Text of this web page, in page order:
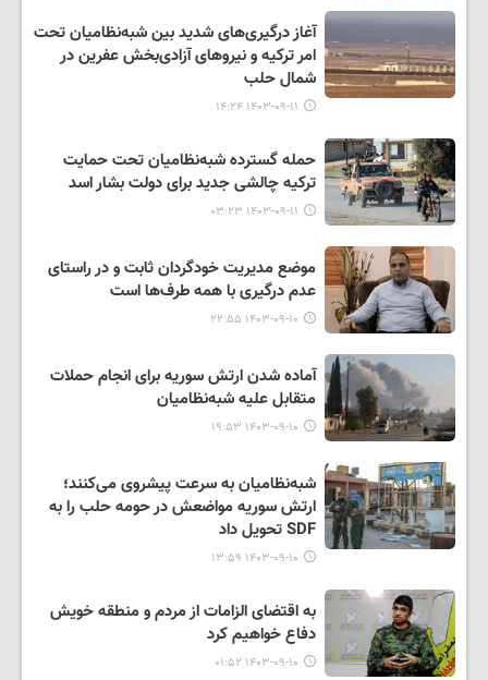
آغاز درگیری‌های شدید بین شبه‌نظامیان تحت
امر ترکیه و نیروهای آزادی‌بخش عفرین در
شمال حلب
۱۴۰۳-۰۹-۱۱ ۱۴:۲۴
حمله گسترده شبه‌نظامیان تحت حمایت
ترکیه چالشی جدید برای دولت بشار اسد
۱۴۰۳-۰۹-۱۱ ۰۳:۲۳
موضع مدیریت خودگردان ثابت و در راستای
عدم درگیری با همه طرف‌ها است
۱۴۰۳-۰۹-۱۰ ۲۲:۵۵
آماده شدن ارتش سوریه برای انجام حملات
متقابل علیه شبه‌نظامیان
۱۴۰۳-۰۹-۱۰ ۱۹:۵۳
شبه‌نظامیان به سرعت پیشروی می‌کنند؛
ارتش سوریه مواضعش در حومه حلب را به
SDF تحویل داد
۱۴۰۳-۰۹-۱۰ ۱۳:۵۹
به اقتضای الزامات از مردم و منطقه خویش
دفاع خواهیم کرد
۱۴۰۳-۰۹-۱۰ ۰۱:۵۲